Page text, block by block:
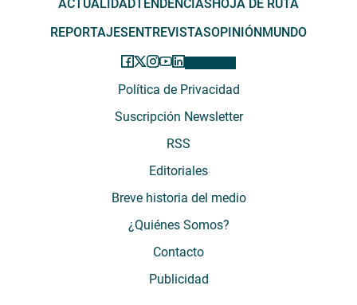
ACTUALIDADTENDENCIASHOJA DE RUTA
REPORTAJESENTREVISTASOPINIÓNMUNDO
Política de Privacidad
Suscripción Newsletter
RSS
Editoriales
Breve historia del medio
¿Quiénes Somos?
Contacto
Publicidad